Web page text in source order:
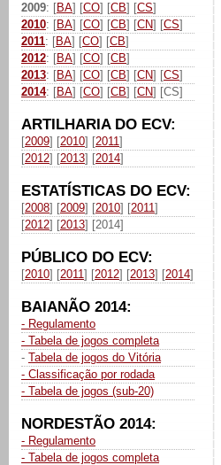
2009: [BA] [CO] [CB] [CS]
2010: [BA] [CO] [CB] [CN] [CS]
2011: [BA] [CO] [CB]
2012: [BA] [CO] [CB]
2013: [BA] [CO] [CB] [CN] [CS]
2014: [BA] [CO] [CB] [CN] [CS]
ARTILHARIA DO ECV:
[2009] [2010] [2011]
[2012] [2013] [2014]
ESTATÍSTICAS DO ECV:
[2008] [2009] [2010] [2011]
[2012] [2013] [2014]
PÚBLICO DO ECV:
[2010] [2011] [2012] [2013] [2014]
BAIANÃO 2014:
- Regulamento
- Tabela de jogos completa
- Tabela de jogos do Vitória
- Classificação por rodada
- Tabela de jogos (sub-20)
NORDESTÃO 2014:
- Regulamento
- Tabela de jogos completa